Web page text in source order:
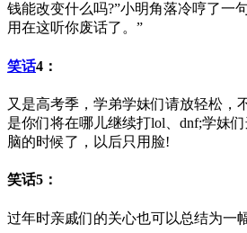
钱能改变什么吗?”小明角落冷哼了一
用在这听你废话了。”
笑话4：
又是高考季，学弟学妹们请放轻松，
是你们将在哪儿继续打lol、dnf;学妹
脑的时候了，以后只用脸!
笑话5：
过年时亲戚们的关心也可以总结为一